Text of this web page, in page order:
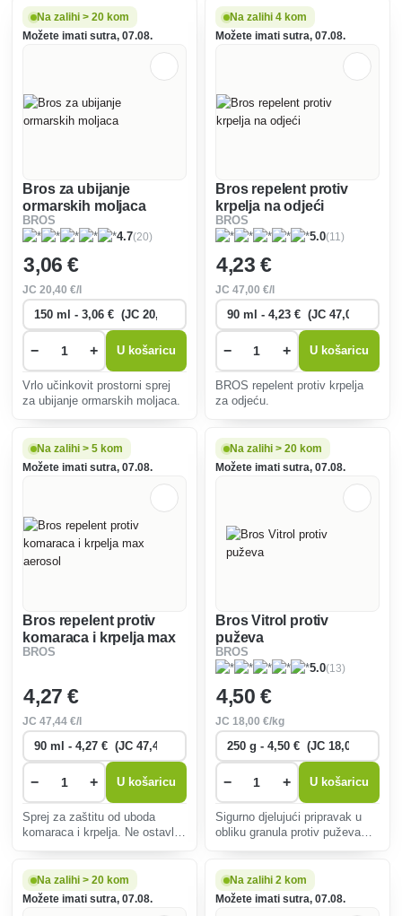
putovanja. Pogodno za
osjetljivu kožu, dermatološki
Na zalihi > 20 kom
Možete imati sutra, 07.08.
Bros za ubijanje
ormarskih moljaca
BROS
4.7(20)
3,06 €
JC20,40 €/l
− + U košaricu
Vrlo učinkovit prostorni sprej
za ubijanje ormarskih moljaca.
Na zalihi 4 kom
Možete imati sutra, 07.08.
Bros repelent protiv
krpelja na odjeći
BROS
5.0(11)
4,23 €
JC 47,00 €/l
− + U košaricu
BROS repelent protiv krpelja
za odjeću.
Na zalihi > 5 kom
Možete imati sutra, 07.08.
Bros repelent protiv
komaraca i krpelja max
aerosol
BROS
4,27 €
JC47,44 €/l
− + U košaricu
Sprej za zaštitu od uboda
komaraca i krpelja. Ne ostavlja
Na zalihi > 20 kom
Možete imati sutra, 07.08.
Bros Vitrol protiv
puževa
BROS
5.0(13)
4,50 €
JC 18,00 €/kg
− + U košaricu
Sigurno djelujući pripravak u
obliku granula protiv puževa
ježeve i ptice.
Na zalihi > 20 kom
Možete imati sutra, 07.08.
Na zalihi 2 kom
Možete imati sutra, 07.08.